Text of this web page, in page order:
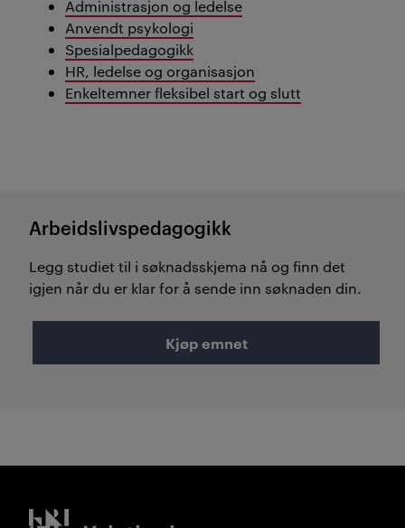
Administrasjon og ledelse
Anvendt psykologi
Spesialpedagogikk
HR, ledelse og organisasjon
Enkeltemner fleksibel start og slutt
Arbeidslivspedagogikk
Legg studiet til i søknadsskjema nå og finn det
igjen når du er klar for å sende inn søknaden din.
Kjøp emnet
Kristiania logo